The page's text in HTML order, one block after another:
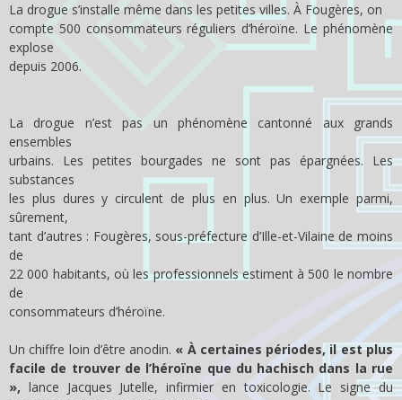
La drogue s’installe même dans les petites villes. À Fougères, on
compte 500 consommateurs réguliers d’héroïne. Le phénomène
explose
depuis 2006.
La drogue n’est pas un phénomène cantonné aux grands
ensembles
urbains. Les petites bourgades ne sont pas épargnées. Les
substances
les plus dures y circulent de plus en plus. Un exemple parmi,
sûrement,
tant d’autres : Fougères, sous-préfecture d’Ille-et-Vilaine de moins
de
22 000 habitants, où les professionnels estiment à 500 le nombre
de
consommateurs d’héroïne.
Un chiffre loin d’être anodin. « À certaines périodes, il est plus
facile de trouver de l’héroïne que du hachisch dans la rue
», lance Jacques Jutelle, infirmier en toxicologie. Le signe du